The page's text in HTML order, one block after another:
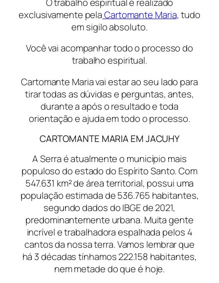
exclusivamente pelaCartomante Maria, tudo
em sigilo absoluto.
Você vai acompanhar todo o processo do
trabalho espiritual.
Cartomante Maria vai estar ao seu lado para
tirar todas as dúvidas e perguntas, antes,
durante a após o resultado e toda
orientação e ajuda em todo o processo.
CARTOMANTE MARIA EM JACUHY
A Serra é atualmente o município mais
populoso do estado do Espírito Santo. Com
547.631 km² de área territorial, possui uma
população estimada de 536.765 habitantes,
segundo dados do IBGE de 2021,
predominantemente urbana. Muita gente
incrível e trabalhadora espalhada pelos 4
cantos da nossa terra. Vamos lembrar que
há 3 décadas tínhamos 222.158 habitantes,
nem metade do que é hoje.